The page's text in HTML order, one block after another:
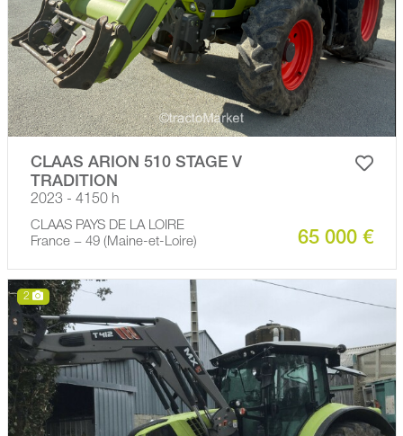
CLAAS ARION 510 STAGE V
TRADITION
2023 - 4150 h
CLAAS PAYS DE LA LOIRE
France − 49 (Maine-et-Loire)
65 000 €
2